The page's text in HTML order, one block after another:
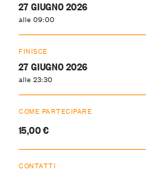
27 GIUGNO 2026
alle 09:00
FINISCE
27 GIUGNO 2026
alle 23:30
COME PARTECIPARE
15,00 €
CONTATTI